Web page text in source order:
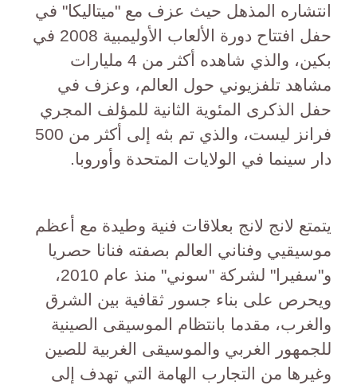
انتشاره المذهل حيث عزف مع "ميتاليكا" في
حفل افتتاح دورة الألعاب الأوليمبية 2008 في
بكين، والذي شاهده أكثر من 4 مليارات
مشاهد تلفزيوني حول العالم، وعزف في
حفل الذكرى المئوية الثانية للمؤلف المجري
فرانز ليست، والذي تم بثه إلى أكثر من 500
دار سينما في الولايات المتحدة وأوروبا.
يتمتع لانج لانج بعلاقات فنية وطيدة مع أعظم
موسيقيي وفناني العالم بصفته فنانا حصريا
و"سفيرا" لشركة "سوني" منذ عام 2010،
ويحرص على بناء جسور ثقافية بين الشرق
والغرب، مقدما بانتظام الموسيقى الصينية
للجمهور الغربي والموسيقى الغربية للصين
وغيرها من التجارب الهامة التي تهدف إلى